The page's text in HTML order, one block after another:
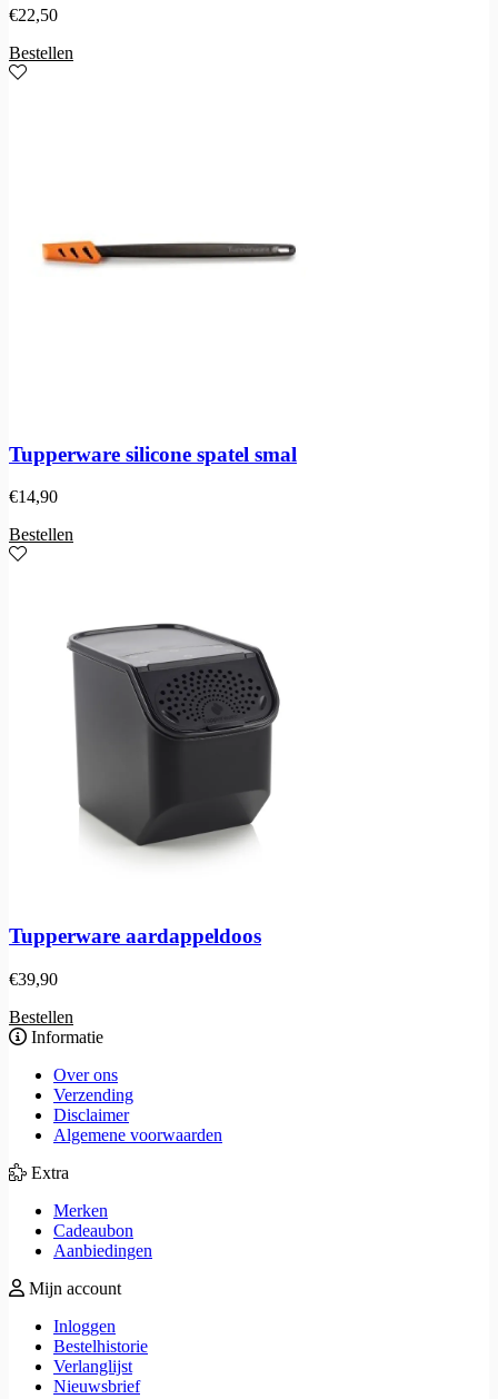
€22,50
Bestellen
Tupperware silicone spatel smal
€14,90
Bestellen
Tupperware aardappeldoos
€39,90
Bestellen
Informatie
Over ons
Verzending
Disclaimer
Algemene voorwaarden
Extra
Merken
Cadeaubon
Aanbiedingen
Mijn account
Inloggen
Bestelhistorie
Verlanglijst
Nieuwsbrief